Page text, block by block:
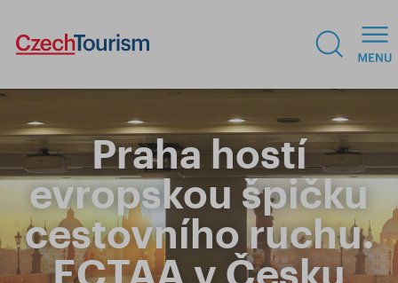
Praha hostí
evropskou špičku
cestovního ruchu.
ECTAA v Česku